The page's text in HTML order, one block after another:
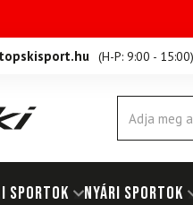
(H-P: 9:00 - 15:00)
Products
search
SPORTOK NYÁRI SPORTOK